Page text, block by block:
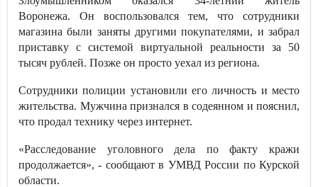
Воронежа. Он воспользовался тем, что сотрудники
магазина были заняты другими покупателями, и забрал
приставку с системой виртуальной реальности за 50
тысяч рублей. Позже он просто уехал из региона.
Сотрудники полиции установили его личность и место
жительства. Мужчина признался в содеянном и пояснил,
что продал технику через интернет.
«Расследование уголовного дела по факту кражи
продолжается», - сообщают в УМВД России по Курской
области.